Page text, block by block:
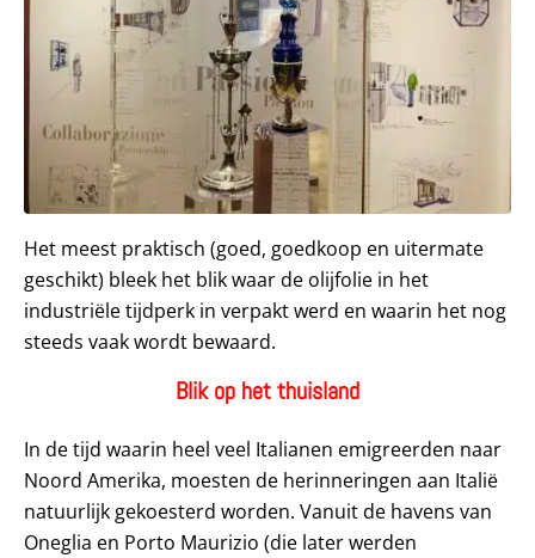
Het meest praktisch (goed, goedkoop en uitermate
geschikt) bleek het blik waar de olijfolie in het
industriële tijdperk in verpakt werd en waarin het nog
steeds vaak wordt bewaard.
Blik op het thuisland
In de tijd waarin heel veel Italianen emigreerden naar
Noord Amerika, moesten de herinneringen aan Italië
natuurlijk gekoesterd worden. Vanuit de havens van
Oneglia en Porto Maurizio (die later werden